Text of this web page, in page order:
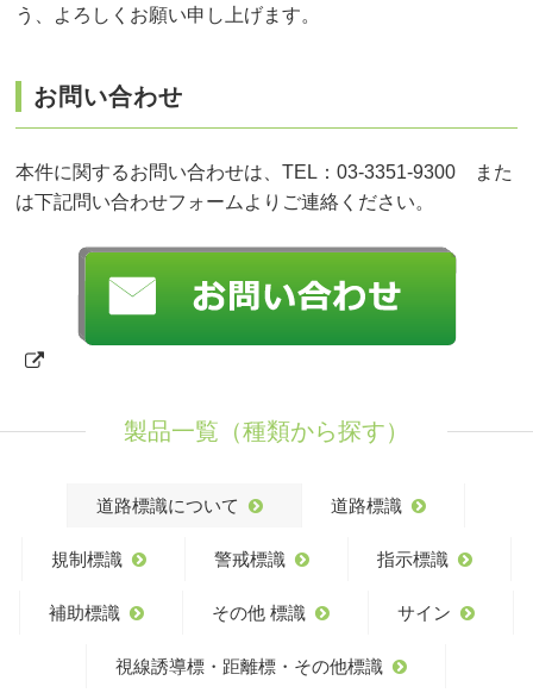
う、よろしくお願い申し上げます。
お問い合わせ
本件に関するお問い合わせは、TEL：03-3351-9300 また
は下記問い合わせフォームよりご連絡ください。
製品一覧（種類から探す）
道路標識について 道路標識
規制標識 警戒標識 指示標識
補助標識 その他 標識 サイン
視線誘導標・距離標・その他標識